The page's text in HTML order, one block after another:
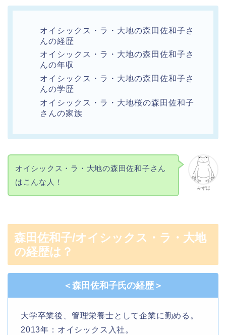
オイシックス・ラ・大地の森田佐和子さ
んの経歴
オイシックス・ラ・大地の森田佐和子さ
んの年収
オイシックス・ラ・大地の森田佐和子さ
んの学歴
オイシックス・ラ・大地桜の森田佐和子
さんの家族
みずほ
オイシックス・ラ・大地の森田佐和子さん
はこんな人！
森田佐和子/オイシックス・ラ・大地
の経歴は？
＜森田佐和子氏の経歴＞
大学卒業後、管理栄養士として企業に勤める。
2013年：オイシックス入社。